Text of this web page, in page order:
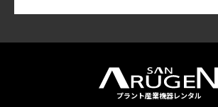
プラント産業機器レンタル